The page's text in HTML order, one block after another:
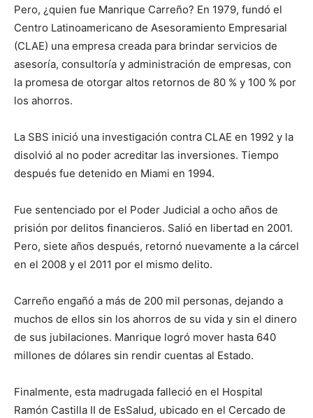
Pero, ¿quien fue Manrique Carreño? En 1979, fundó el
Centro Latinoamericano de Asesoramiento Empresarial
(CLAE) una empresa creada para brindar servicios de
asesoría, consultoría y administración de empresas, con
la promesa de otorgar altos retornos de 80 % y 100 % por
los ahorros.
La SBS inició una investigación contra CLAE en 1992 y la
disolvió al no poder acreditar las inversiones. Tiempo
después fue detenido en Miami en 1994.
Fue sentenciado por el Poder Judicial a ocho años de
prisión por delitos financieros. Salió en libertad en 2001.
Pero, siete años después, retornó nuevamente a la cárcel
en el 2008 y el 2011 por el mismo delito.
Carreño engañó a más de 200 mil personas, dejando a
muchos de ellos sin los ahorros de su vida y sin el dinero
de sus jubilaciones. Manrique logró mover hasta 640
millones de dólares sin rendir cuentas al Estado.
Finalmente, esta madrugada falleció en el Hospital
Ramón Castilla II de EsSalud, ubicado en el Cercado de